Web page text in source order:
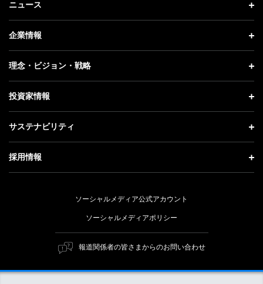
ニュース
ニュース トップ
プレスリリース
更新情報
記者説明会
企業情報
企業情報 トップ
社長メッセージ
事業紹介
ガバナンス
理念・ビジョン・戦略
理念・ビジョン・戦略 トップ
成長戦略「Activate AI for Society」
人材戦略
投資家情報
投資家情報 トップ
経営方針
個人投資家の皆さまへ
株式と社債について
サステナビリティ
サステナビリティ トップ
トップメッセージ
ESG方針・体制
マテリアリティ（重要課題）
ESGの主な取り組み
採用情報
障がい者採用
ソーシャルメディア公式アカウント
ソーシャルメディアポリシー
報道関係者の皆さまからのお問い合わせ